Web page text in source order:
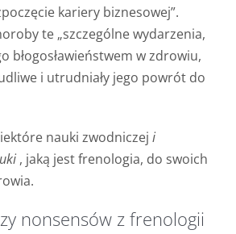
kariery biznesowej”.
te „szczególne wydarzenia,
błogosławieństwem w zdrowiu,
i utrudniały jego powrót do
nauki zwodniczej i
, jaką jest frenologia, do swoich
nonsensów z frenologii